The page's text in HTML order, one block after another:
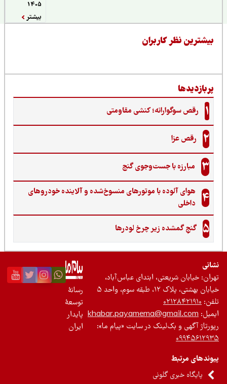
نظر کاربران
رقص سوگوارانه؛ کنشی مقاومتی
رقص عزا
مبارزه با جست‌وجوی گنج‌
هوای آلوده با موتورهای منسوخ‌شده و آلاینده خودروهای
داخلی
گنجِ گمشده زیر چرخ لودرها
خیابان شریعتی، ابتدای عباس‌آباد،
بهشتی، پلاک ۱۲، طبقه سوم، واحد ۵
۰۲۱۲۸۴۲۱۹۱۰
khabar.payamema@gmail.com
آگهی و بک‌لینک در سایت «پیام ما»:
مرتبط
پایگاه خبری گلونی
رسانۀ
توسعۀ
پایدار
ایران